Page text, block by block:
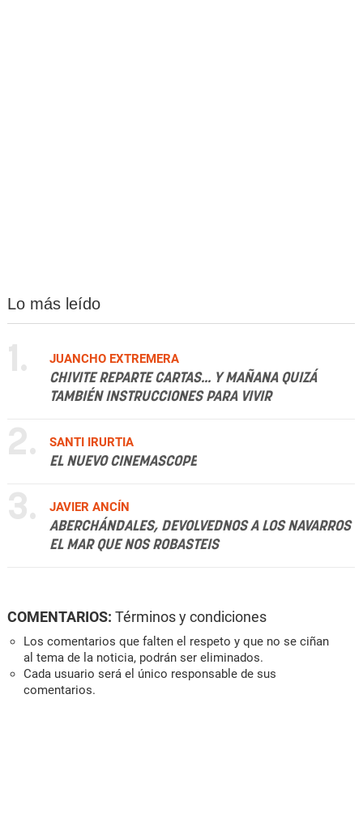
Lo más leído
1.
JUANCHO EXTREMERA
CHIVITE REPARTE CARTAS... Y MAÑANA QUIZÁ
TAMBIÉN INSTRUCCIONES PARA VIVIR
2.
SANTI IRURTIA
EL NUEVO CINEMASCOPE
3.
JAVIER ANCÍN
ABERCHÁNDALES, DEVOLVEDNOS A LOS NAVARROS
EL MAR QUE NOS ROBASTEIS
COMENTARIOS: Términos y condiciones
Los comentarios que falten el respeto y que no se ciñan
al tema de la noticia, podrán ser eliminados.
Cada usuario será el único responsable de sus
comentarios.